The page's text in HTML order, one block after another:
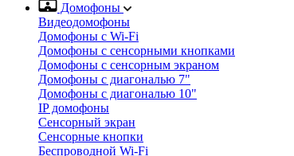
Домофоны
Видеодомофоны
Домофоны с Wi-Fi
Домофоны с сенсорными кнопками
Домофоны с сенсорным экраном
Домофоны с диагональю 7"
Домофоны с диагональю 10"
IP домофоны
Сенсорный экран
Сенсорные кнопки
Беспроводной Wi-Fi